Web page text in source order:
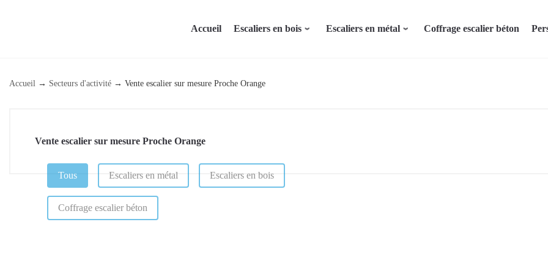
Accueil Escaliers en bois Escaliers en métal Coffrage escalier béton
Accueil → Secteurs d'activité → Vente escalier sur mesure Proche Orange
Vente escalier sur mesure Proche Orange
CATÉGORIE (PAGE DE RÉFÉRENCEMENT)
Tous Escaliers en métal Escaliers en bois
Coffrage escalier béton